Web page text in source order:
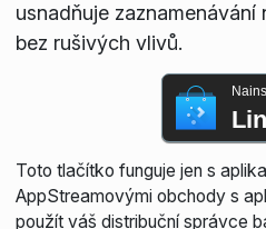
usnadňuje
bez rušivých vlivů.
Toto tlačítko funguje jen s
AppStreamovými obchody s
použít váš distribuční správce